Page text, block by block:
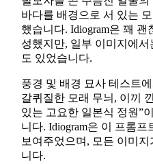
바다를 배경으로 서 있는
했습니다. Idiogram은 꽤
성했지만, 일부 이미지에
도 있었습니다.
풍경 및 배경 묘사 테스트
갈퀴질한 모래 무늬, 이끼
있는 고요한 일본식 정원”
니다. Idiogram은 이 프롬
보여주었으며, 모든 이미
니다.